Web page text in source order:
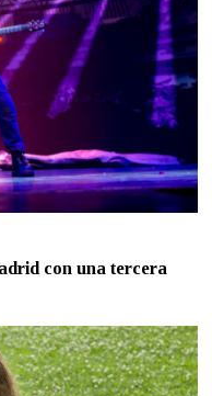
con una tercera